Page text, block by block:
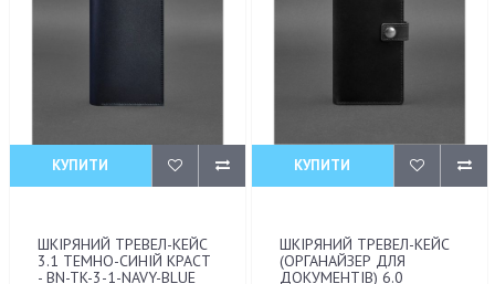
КУПИТИ
ШКІРЯНИЙ ТРЕВЕЛ-КЕЙС
3.1 ТЕМНО-СИНІЙ КРАСТ
- BN-TK-3-1-NAVY-BLUE
КУПИТИ
ШКІРЯНИЙ ТРЕВЕЛ-КЕЙС
(ОРГАНАЙЗЕР ДЛЯ
ДОКУМЕНТІВ) 6.0